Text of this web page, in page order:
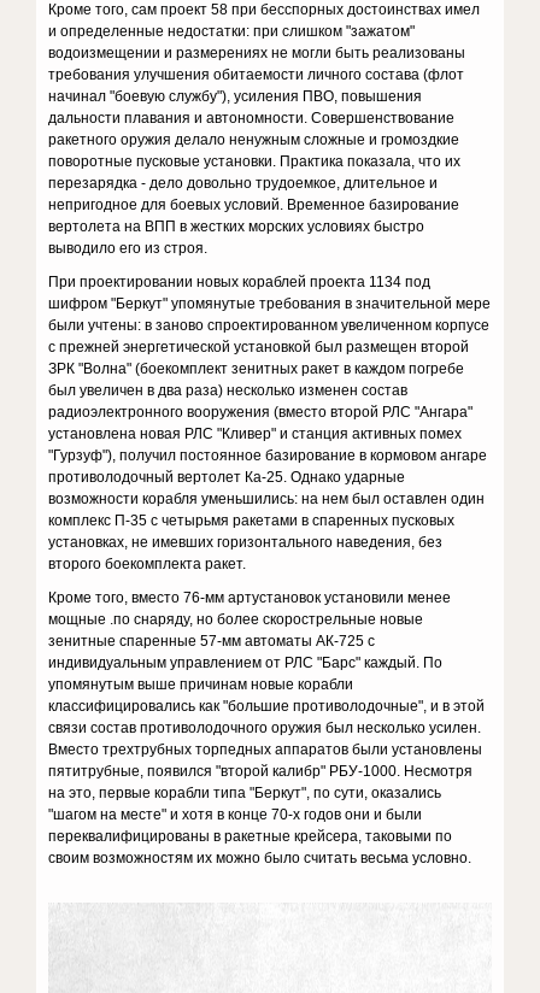
Кроме того, сам проект 58 при бесспорных достоинствах имел
и определенные недостатки: при слишком "зажатом"
водоизмещении и размерениях не могли быть реализованы
требования улучшения обитаемости личного состава (флот
начинал "боевую службу"), усиления ПВО, повышения
дальности плавания и автономности. Совершенствование
ракетного оружия делало ненужным сложные и громоздкие
поворотные пусковые установки. Практика показала, что их
перезарядка - дело довольно трудоемкое, длительное и
непригодное для боевых условий. Временное базирование
вертолета на ВПП в жестких морских условиях быстро
выводило его из строя.
При проектировании новых кораблей проекта 1134 под
шифром "Беркут" упомянутые требования в значительной мере
были учтены: в заново спроектированном увеличенном корпусе
с прежней энергетической установкой был размещен второй
ЗРК "Волна" (боекомплект зенитных ракет в каждом погребе
был увеличен в два раза) несколько изменен состав
радиоэлектронного вооружения (вместо второй РЛС "Ангара"
установлена новая РЛС "Кливер" и станция активных помех
"Гурзуф"), получил постоянное базирование в кормовом ангаре
противолодочный вертолет Ка-25. Однако ударные
возможности корабля уменьшились: на нем был оставлен один
комплекс П-35 с четырьмя ракетами в спаренных пусковых
установках, не имевших горизонтального наведения, без
второго боекомплекта ракет.
Кроме того, вместо 76-мм артустановок установили менее
мощные .по снаряду, но более скорострельные новые
зенитные спаренные 57-мм автоматы АК-725 с
индивидуальным управлением от РЛС "Барс" каждый. По
упомянутым выше причинам новые корабли
классифицировались как "большие противолодочные", и в этой
связи состав противолодочного оружия был несколько усилен.
Вместо трехтрубных торпедных аппаратов были установлены
пятитрубные, появился "второй калибр" РБУ-1000. Несмотря
на это, первые корабли типа "Беркут", по сути, оказались
"шагом на месте" и хотя в конце 70-х годов они и были
переквалифицированы в ракетные крейсера, таковыми по
своим возможностям их можно было считать весьма условно.